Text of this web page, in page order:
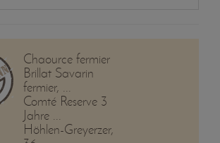
Chaource fermier
Brillat Savarin
fermier, ...
Comté Reserve 3
Jahre ...
Höhlen-Greyerzer,